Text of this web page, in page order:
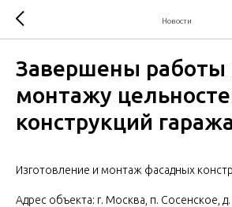
Новости
Завершены работы
монтажу
конструкций гаража
Изготовление и монтаж фасадных
Адрес объекта: г. Москва, п. Сосенское,